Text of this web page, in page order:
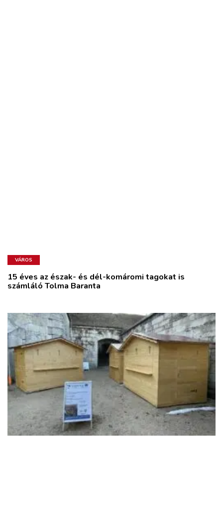
VÁROS
15 éves az észak- és dél-komáromi tagokat is
számláló Tolma Baranta